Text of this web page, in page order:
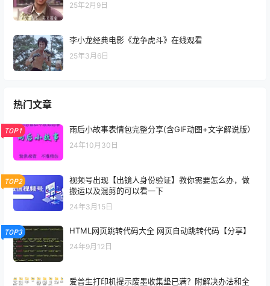
25年2月9日
李小龙经典电影《龙争虎斗》在线观看
25年3月6日
热门文章
TOP1 雨后小故事表情包完整分享(含GIF动图+文字解说版）
24年10月30日
TOP2
视频号出现【出镜人身份验证】教你需要怎么办，做
搬运以及混剪的可以看一下
24年3月15日
TOP3 HTML网页跳转代码大全 网页自动跳转代码【分享】
24年9月12日
爱普生打印机提示废墨收集垫已满？附解决办法和全